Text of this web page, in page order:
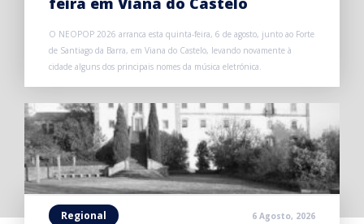
O NEOPOP 2026 arranca esta quinta-feira, 6 de agosto, junto ao Forte
de Santiago da Barra, em Viana do Castelo, levando novamente à
cidade alguns dos principais nomes da música eletrónica.
Regional 6 Agosto, 2026